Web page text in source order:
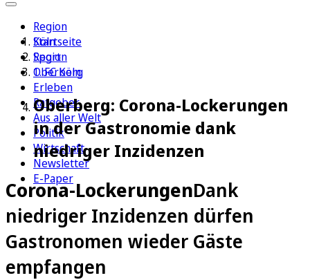
Region
Köln
Sport
1. FC Köln
Erleben
Ratgeber
Aus aller Welt
Politik
Wirtschaft
Newsletter
E-Paper
Startseite
Region
Oberberg
Oberberg: Corona-Lockerungen
in der Gastronomie dank
niedriger Inzidenzen
Corona-LockerungenDank
niedriger Inzidenzen dürfen
Gastronomen wieder Gäste
empfangen